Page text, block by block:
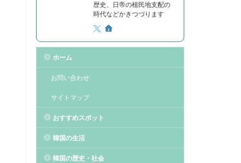
歴史、日帝の植民地支配の
時代などかきつづります
ホーム
お問い合わせ
サイトマップ
おすすめスポット
韓国の生活
韓国の歴史・社会